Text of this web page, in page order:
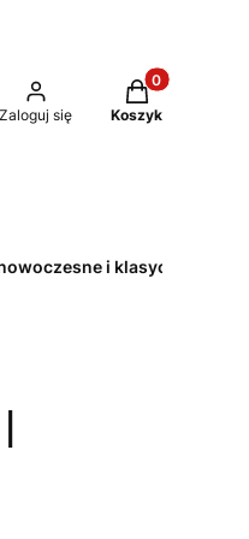
Zaloguj się
Produkty w
Koszyk
i klasyczne pl...